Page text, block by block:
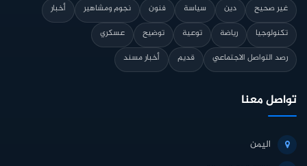
غير صحيح
دين سياسة فنون نجوم ومشاهير
أخبار
تكنولوجيا
رياضة توعية توضيح
عسكري
رصد التواصل الاجتماعي
قديم أخبار مسند
تواصل معنا
اليمن